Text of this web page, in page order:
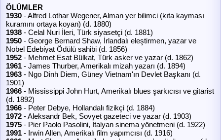
ÖLÜMLER
1930 - Alfred Lothar Wegener, Alman yer bilimci (kıta kayması
kuramını ortaya koyan) (d. 1880)
1938 - Celal Nuri İleri, Türk siyasetçi (d. 1881)
1950 - George Bernard Shaw, İrlandalı eleştirmen, yazar ve
Nobel Edebiyat Ödülü sahibi (d. 1856)
1952 - Mehmet Esat Bülkat, Türk asker ve yazar (d. 1862)
1961 - James Thurber, Amerikalı mizah yazarı (d. 1894)
1963 - Ngo Dinh Diem, Güney Vietnam'ın Devlet Başkanı (d.
1901)
1966 - Mississippi John Hurt, Amerikalı blues şarkıcısı ve gitarist
(d. 1892)
1966 - Peter Debye, Hollandalı fizikçi (d. 1884)
1972 - Aleksandr Bek, Sovyet gazeteci ve yazar (d. 1903)
1975 - Pier Paolo Pasolini, İtalyan sinema yönetmeni (d. 1922)
1991 - Irwin Allen, Amerikalı film yapımcısı (d. 1916)